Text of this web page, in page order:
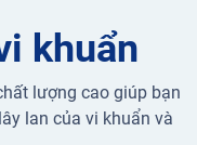
khuẩn
lượng cao giúp bạn
lan của vi khuẩn và